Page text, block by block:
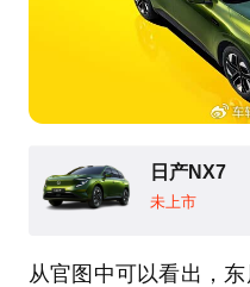
日产NX7
未上市
从官图中可以看出，